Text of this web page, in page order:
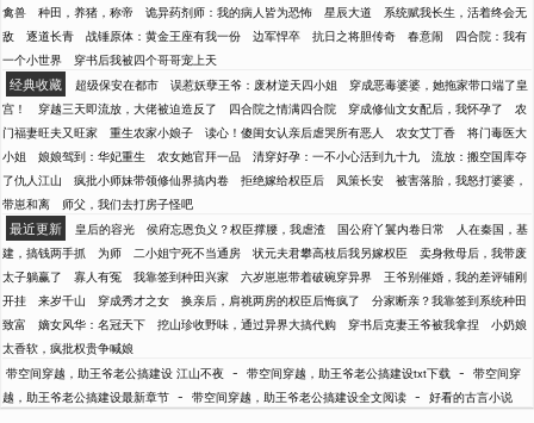
禽兽
种田，养猪，称帝 诡异药剂师：我的病人皆为恐怖 星辰大道
系统赋我长生，活着终会无
敌
逐道长青 战锤原体：黄金王座有我一份 边军悍卒 抗日之将胆传奇 春意闹
四合院：我有
一个小世界
穿书后我被四个哥哥宠上天
经典收藏 超级保安在都市 误惹妖孽王爷：废材逆天四小姐
穿成恶毒婆婆，她拖家带口端了皇
宫！
穿越三天即流放，大佬被迫造反了 四合院之情满四合院 穿成修仙文女配后，我怀孕了
农
门福妻旺夫又旺家
重生农家小娘子 读心！傻闺女认亲后虐哭所有恶人 农女艾丁香
将门毒医大
小姐
娘娘驾到：华妃重生 农女她官拜一品 清穿好孕：一不小心活到九十九
流放：搬空国库夺
了仇人江山
疯批小师妹带领修仙界搞内卷 拒绝嫁给权臣后 凤策长安
被害落胎，我怒打婆婆，
带崽和离
师父，我们去打房子怪吧
最近更新 皇后的容光 侯府忘恩负义？权臣撑腰，我虐渣 国公府丫鬟内卷日常
人在秦国，基
建，搞钱两手抓
为师 二小姐宁死不当通房 状元夫君攀高枝后我另嫁权臣
卖身救母后，我带废
太子躺赢了
寡人有冤 我靠签到种田兴家 六岁崽崽带着破碗穿异界
王爷别催婚，我的差评铺刚
开挂
来岁千山 穿成秀才之女 换亲后，肩祧两房的权臣后悔疯了
分家断亲？我靠签到系统种田
致富
嫡女风华：名冠天下 挖山珍收野味，通过异界大搞代购 穿书后克妻王爷被我拿捏
小奶娘
太香软，疯批权贵争喊娘
带空间穿越，助王爷老公搞建设 江山不夜 - 带空间穿越，助王爷老公搞建设txt下载 - 带空间穿
越，助王爷老公搞建设最新章节 - 带空间穿越，助王爷老公搞建设全文阅读 - 好看的古言小说